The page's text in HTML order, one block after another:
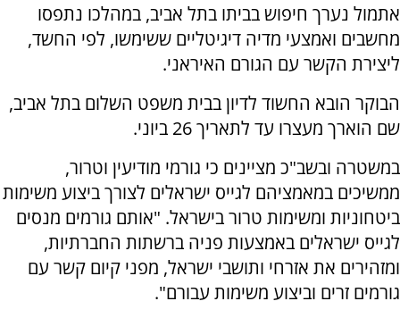
אתמול נערך חיפוש בביתו בתל אביב, במהלכו נתפסו
מחשבים ואמצעי מדיה דיגיטליים ששימשו, לפי החשד,
ליצירת הקשר עם הגורם האיראני.
הבוקר הובא החשוד לדיון בבית משפט השלום בתל אביב,
שם הוארך מעצרו עד לתאריך 26 ביוני.
במשטרה ובשב"כ מציינים כי גורמי מודיעין וטרור,
ממשיכים במאמציהם לגייס ישראלים לצורך ביצוע משימות
ביטחוניות ומשימות טרור בישראל. "אותם גורמים מנסים
לגייס ישראלים באמצעות פניה ברשתות החברתיות,
ומזהירים את אזרחי ותושבי ישראל, מפני קיום קשר עם
גורמים זרים וביצוע משימות עבורם".